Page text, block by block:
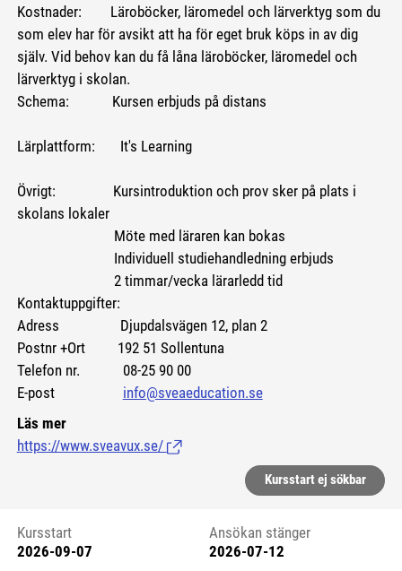
Kostnader: Läroböcker, läromedel och lärverktyg som du
som elev har för avsikt att ha för eget bruk köps in av dig
själv. Vid behov kan du få låna läroböcker, läromedel och
lärverktyg i skolan.
Schema: Kursen erbjuds på distans
Lärplattform: It's Learning
Övrigt: Kursintroduktion och prov sker på plats i
skolans lokaler
Möte med läraren kan bokas
Individuell studiehandledning erbjuds
2 timmar/vecka lärarledd tid
Kontaktuppgifter:
Adress Djupdalsvägen 12, plan 2
Postnr +Ort 192 51 Sollentuna
Telefon nr. 08-25 90 00
E-post info@sveaeducation.se
Läs mer
https://www.sveavux.se/ (Länk till extern sida.)
Kursstart ej sökbar
Kursstart 6100587
Kursstart
2026-09-07
Ansökan stänger
2026-07-12